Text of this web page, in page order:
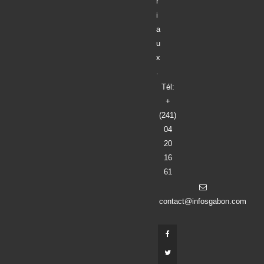
i
a
u
x
Tél:
+
(241)
04
20
16
61
contact@infosgabon.com